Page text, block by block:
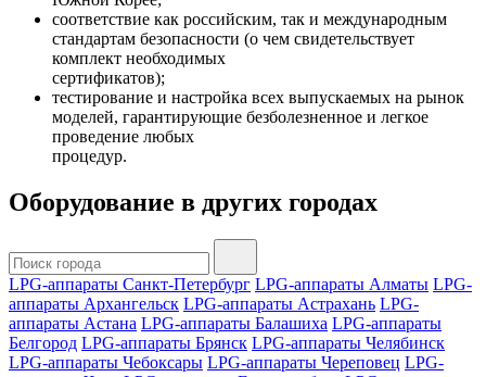
соответствие как российским, так и международным
стандартам безопасности (о чем свидетельствует
комплект необходимых
сертификатов);
тестирование и настройка всех выпускаемых на рынок
моделей, гарантирующие безболезненное и легкое
проведение любых
процедур.
Оборудование в других городах
LPG-аппараты Санкт-Петербург LPG-аппараты Алматы LPG-
аппараты Архангельск LPG-аппараты Астрахань LPG-
аппараты Астана LPG-аппараты Балашиха LPG-аппараты
Белгород LPG-аппараты Брянск LPG-аппараты Челябинск
LPG-аппараты Чебоксары LPG-аппараты Череповец LPG-